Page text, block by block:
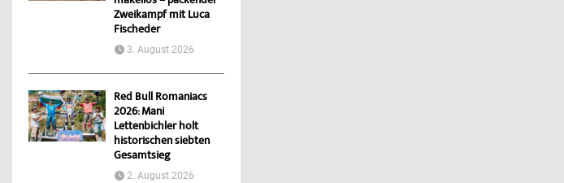
Zweikampf mit Luca
Fischeder
3. August 2026
Red Bull Romaniacs
2026: Mani
Lettenbichler holt
historischen siebten
Gesamtsieg
2. August 2026